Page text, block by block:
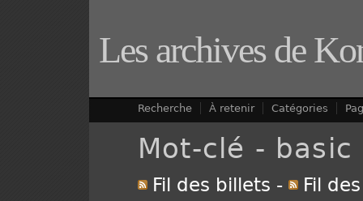
Les archives de
Recherche À retenir Catégories
Mot-clé - basic
Fil des billets - Fil